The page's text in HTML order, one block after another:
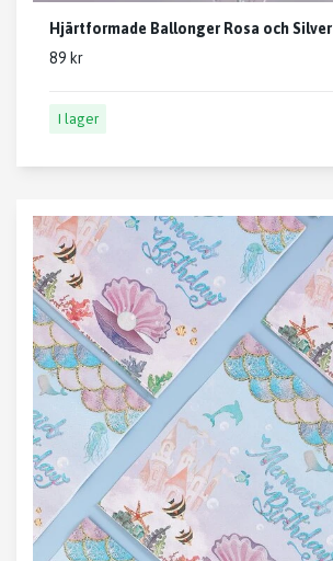
Hjärtformade Ballonger Rosa och Silver
89 kr
I lager